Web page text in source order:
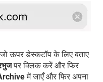
ऊपर डेस्कटॉप के लिए बताए
पर क्लिक करें और फिर
में जाएँ और फिर अपना